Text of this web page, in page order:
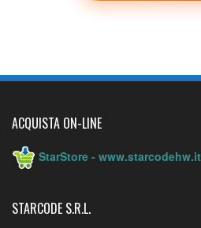
ACQUISTA ON-LINE
StarStore - www.starcodehw.it
STARCODE S.R.L.